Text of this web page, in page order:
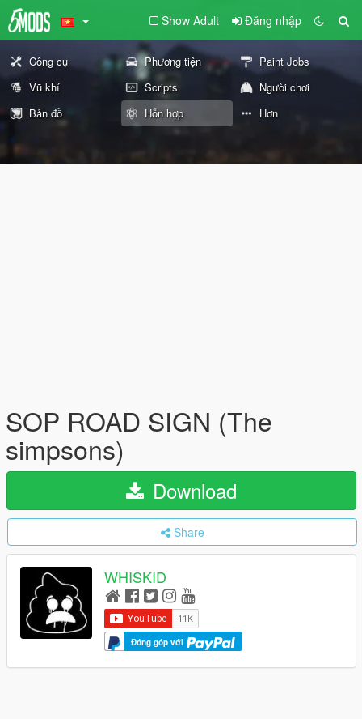
Show Adult Đăng nhập
Công cụ Phương tiện
Paint Jobs
Vũ khí
Scripts
Người chơi
Bản đồ
Hỗn hợp Hơn
SOP ROAD SIGN (The
simpsons)
Download
Share
WHISKID
Đóng góp với